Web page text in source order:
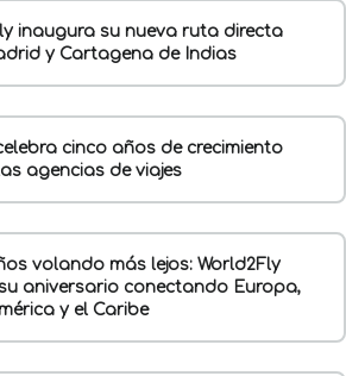
inaugura su nueva ruta directa
y Cartagena de Indias
cinco años de crecimiento
agencias de viajes
volando más lejos: World2Fly
aniversario conectando Europa,
y el Caribe